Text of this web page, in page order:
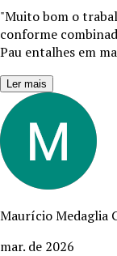
"Muito bom o
conforme
Pau entalhes em
Ler mais
Maurício Medaglia
mar. de 2026